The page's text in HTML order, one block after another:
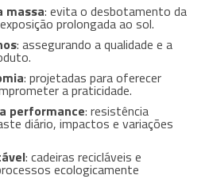
massa: evita o desbotamento da
prolongada ao sol.
: assegurando a qualidade e a
: projetadas para oferecer
a praticidade.
performance: resistência
diário, impactos e variações
: cadeiras recicláveis e
ecologicamente